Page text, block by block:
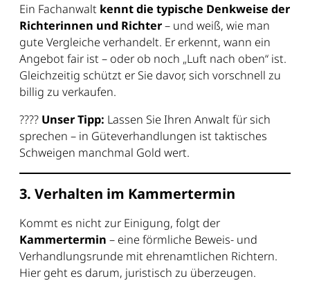
Ein Fachanwalt kennt die typische Denkweise der
Richterinnen und Richter– und weiß, wie man
gute Vergleiche verhandelt. Er erkennt, wann ein
Angebot fair ist – oder ob noch „Luft nach oben“ ist.
Gleichzeitig schützt er Sie davor, sich vorschnell zu
billig zu verkaufen.
???? Unser Tipp: Lassen Sie Ihren Anwalt für sich
sprechen – in Güteverhandlungen ist taktisches
Schweigen manchmal Gold wert.
3. Verhalten im Kammertermin
Kommt es nicht zur Einigung, folgt der
Kammertermin – eine förmliche Beweis- und
Verhandlungsrunde mit ehrenamtlichen Richtern.
Hier geht es darum, juristisch zu überzeugen.